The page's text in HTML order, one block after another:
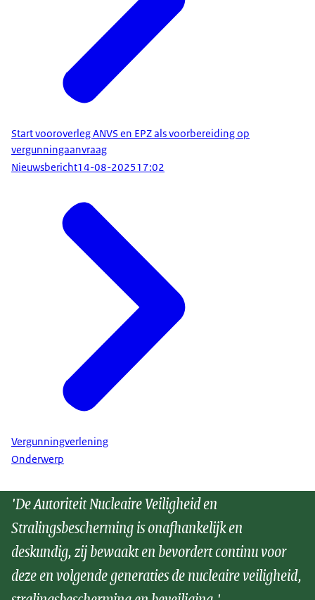
Start vooroverleg ANVS en EPZ als voorbereiding op
vergunningaanvraag
Nieuwsbericht14-08-202517:02
Vergunningverlening
Onderwerp
'De Autoriteit Nucleaire Veiligheid en
Stralingsbescherming is onafhankelijk en
deskundig, zij bewaakt en bevordert continu voor
deze en volgende generaties de nucleaire veiligheid,